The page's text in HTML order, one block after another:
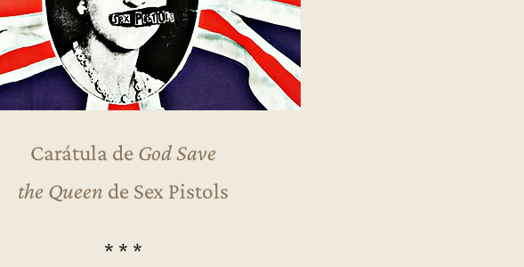
Carátula de God Save
the Queen de Sex Pistols
* * *